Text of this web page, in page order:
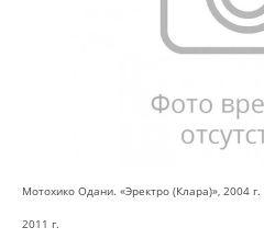
Мотохико Одани. «Эректро (Клара)»,
2011 г.